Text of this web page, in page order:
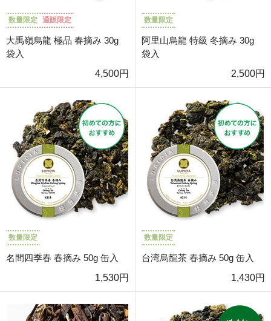
数量限定 通販限定
大禹嶺烏龍 極品 春摘み 30g
袋入
4,500円
数量限定
阿里山烏龍 特級 冬摘み 30g
袋入
2,500円
数量限定
名間四季春 春摘み 50g 缶入
1,530円
数量限定
台湾烏龍茶 春摘み 50g 缶入
1,430円